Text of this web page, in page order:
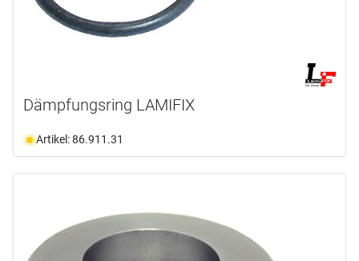
Dämpfungsring LAMIFIX
Artikel: 86.911.31